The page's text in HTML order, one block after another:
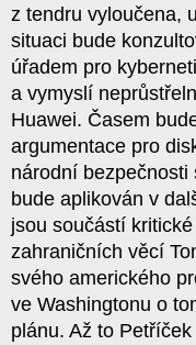
z tendru vyloučena,
situaci bude
úřadem pro
a vymyslí
Huawei. Časem
argumentace pro
národní
bude aplikován v
jsou součástí
zahraničních věcí
svého amerického
ve Washingtonu o
plánu. Až to